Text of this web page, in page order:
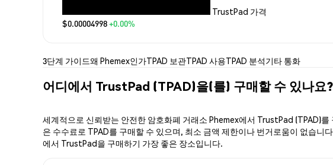
TrustPad 가격
$0.00004998+0.00%
3단계 가이드왜 Phemex인가TPAD 보관TPAD 사용TPAD 분석기타 통화
어디에서 TrustPad (TPAD)을(를) 구매할 수 있나요?
세계적으로 신뢰받는 안전한 암호화폐 거래소 Phemex에서 TrustPad (TPAD)
은 수수료로 TPAD를 구매할 수 있으며, 최소 금액 제한이나 번거로움이 없습
에서 TrustPad을 구매하기 가장 좋은 장소입니다.